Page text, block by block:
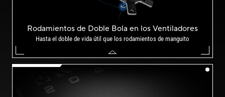
Rodamientos de Doble Bola en los Ventiladores
Hasta el doble de vida útil que los rodamientos de manguito